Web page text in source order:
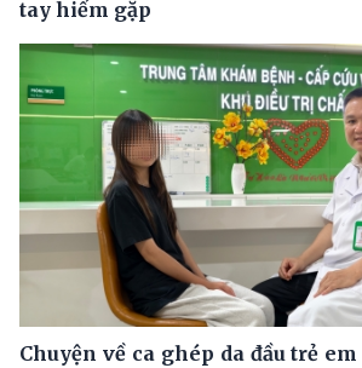
tay hiếm gặp
Chuyện về ca ghép da đầu trẻ